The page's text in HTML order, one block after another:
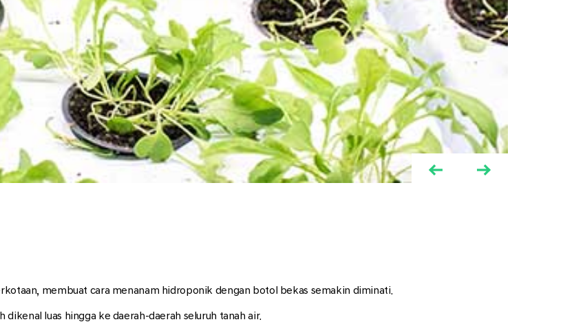
membuat cara menanam hidroponik dengan botol bekas semakin diminati.
luas hingga ke daerah-daerah seluruh tanah air.